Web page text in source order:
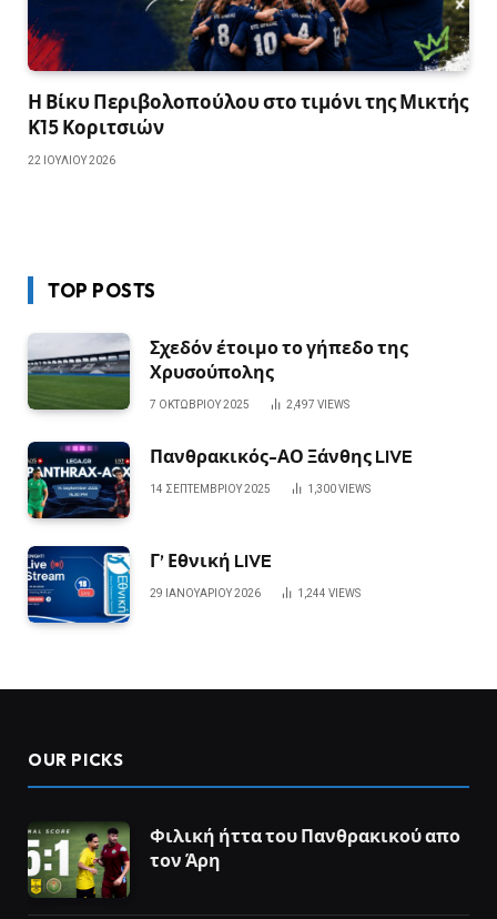
Η Βίκυ Περιβολοπούλου στο τιμόνι της Μικτής
Κ15 Κοριτσιών
22 ΙΟΥΛΊΟΥ 2026
TOP POSTS
Σχεδόν έτοιμο το γήπεδο της
Χρυσούπολης
7 ΟΚΤΩΒΡΊΟΥ 2025 2,497 VIEWS
Πανθρακικός-ΑΟ Ξάνθης LIVE
14 ΣΕΠΤΕΜΒΡΊΟΥ 2025 1,300VIEWS
Γ’ Εθνική LIVE
29 ΙΑΝΟΥΑΡΊΟΥ 2026 1,244 VIEWS
OUR PICKS
Φιλική ήττα του Πανθρακικού απο
τον Άρη